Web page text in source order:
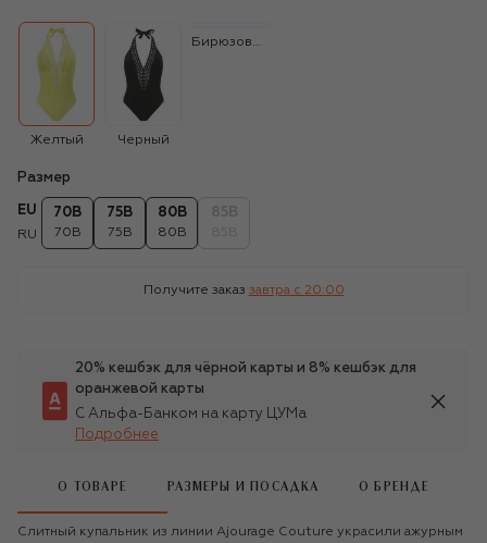
Желтый Черный
Бирюзовый
Размер
EU
RU
70B
70B
75B
75B
80B
80B
Получите заказ завтра c 20:00
20% кешбэк для чёрной карты и 8% кешбэк для
оранжевой карты
С Альфа-Банком на карту ЦУМа
Подробнее
О ТОВАРЕ РАЗМЕРЫ И ПОСАДКА О БРЕНДЕ
Слитный купальник из линии Ajourage Couture украсили ажурным